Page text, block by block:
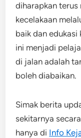
diharapkan terus
kecelakaan
baik dan edukasi
ini menjadi
di jalan adalah
boleh diabaikan.
Simak berita
sekitarnya
hanya di Info